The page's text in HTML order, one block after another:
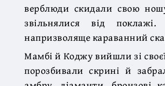
верблюди скидали свою
звільнялися від
напризволяще караванний
Мамбі й Коджу вийшли зі
порозбивали скрині й